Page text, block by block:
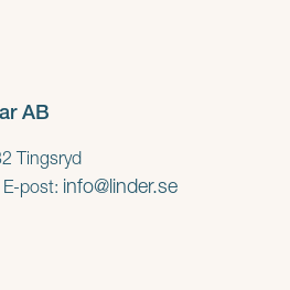
AB
Tingsryd
E-post: info@linder.se